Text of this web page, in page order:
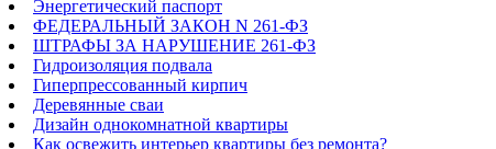
Энергетический паспорт
ФЕДЕРАЛЬНЫЙ ЗАКОН N 261-ФЗ
ШТРАФЫ ЗА НАРУШЕНИЕ 261-ФЗ
Гидроизоляция подвала
Гиперпрессованный кирпич
Деревянные сваи
Дизайн однокомнатной квартиры
Как освежить интерьер квартиры без ремонта?